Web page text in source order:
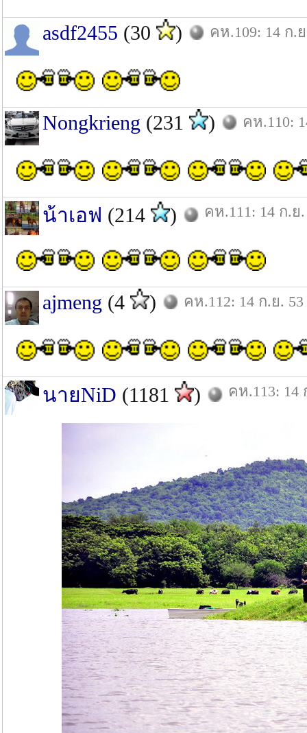
asdf2455 (30 ) คห.109: 14 ก.
Nongkrieng (231 ) คห.110:
น้าเอฟ (214 ) คห.111: 14 ก.ย.
ajmeng (4 ) คห.112: 14 ก.ย. 53
นายNiD (1181 ) คห.113: 14